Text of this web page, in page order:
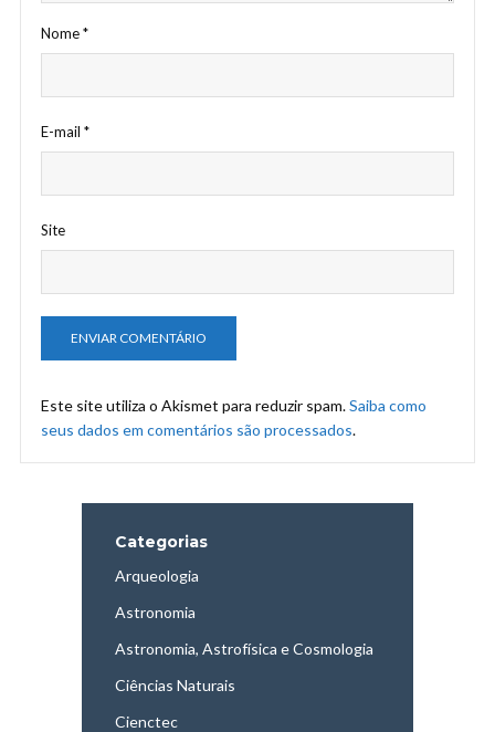
Nome*
E-mail *
Site
Este site utiliza o Akismet para reduzir spam.Saiba como
seus dados em comentários são processados.
Categorias
Arqueologia
Astronomia
Astronomia, Astrofísica e Cosmologia
Ciências Naturais
Cienctec